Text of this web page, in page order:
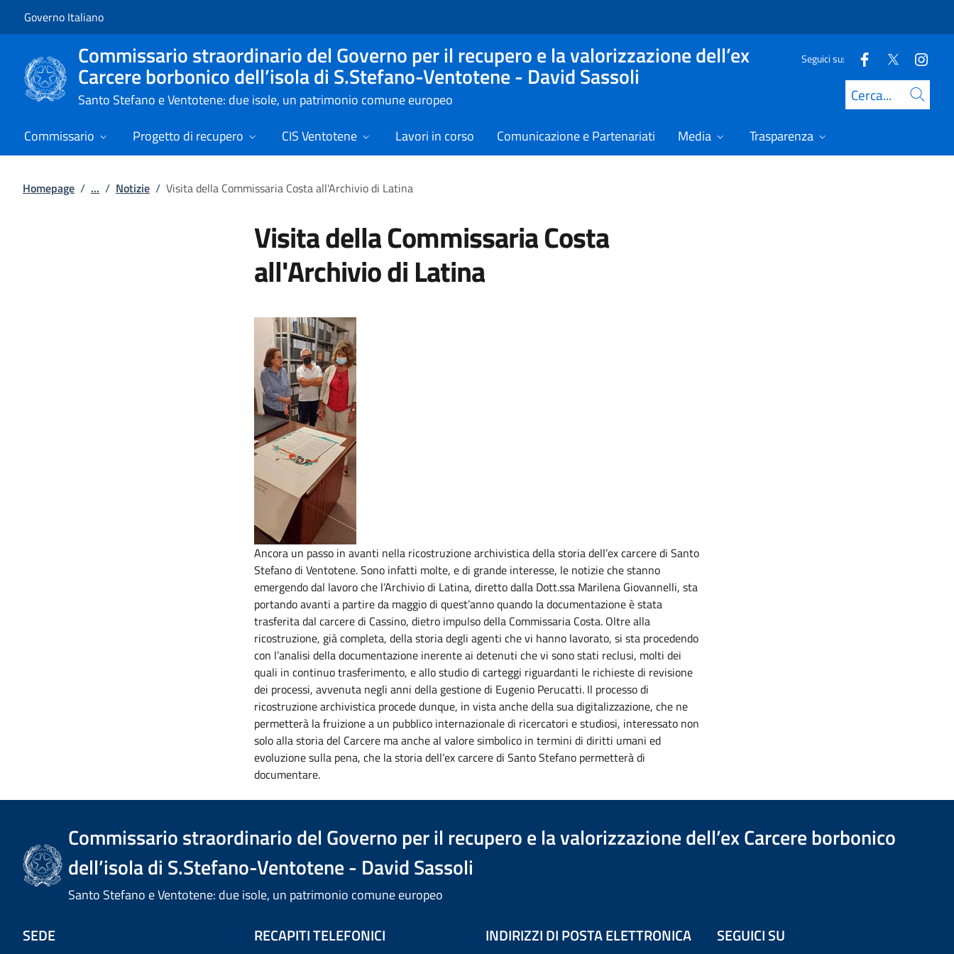
Governo Italiano
Commissario straordinario del Governo per il recupero e la valorizzazione dell’ex
Carcere borbonico dell’isola di S.Stefano-Ventotene - David Sassoli
Santo Stefano e Ventotene: due isole, un patrimonio comune europeo
Seguici su:
Cerca
Commissario Progetto di recupero CIS Ventotene Lavori in corso Comunicazione e Partenariati Media Trasparenza
Homepage / ... / Notizie / Visita della Commissaria Costa all'Archivio di Latina
Visita della Commissaria Costa
all'Archivio di Latina
Ancora un passo in avanti nella ricostruzione archivistica della storia dell’ex carcere di Santo
Stefano di Ventotene. Sono infatti molte, e di grande interesse, le notizie che stanno
emergendo dal lavoro che l’Archivio di Latina, diretto dalla Dott.ssa Marilena Giovannelli, sta
portando avanti a partire da maggio di quest’anno quando la documentazione è stata
trasferita dal carcere di Cassino, dietro impulso della Commissaria Costa. Oltre alla
ricostruzione, già completa, della storia degli agenti che vi hanno lavorato, si sta procedendo
con l’analisi della documentazione inerente ai detenuti che vi sono stati reclusi, molti dei
quali in continuo trasferimento, e allo studio di carteggi riguardanti le richieste di revisione
dei processi, avvenuta negli anni della gestione di Eugenio Perucatti. Il processo di
ricostruzione archivistica procede dunque, in vista anche della sua digitalizzazione, che ne
permetterà la fruizione a un pubblico internazionale di ricercatori e studiosi, interessato non
solo alla storia del Carcere ma anche al valore simbolico in termini di diritti umani ed
evoluzione sulla pena, che la storia dell’ex carcere di Santo Stefano permetterà di
documentare.
Commissario straordinario del Governo per il recupero e la valorizzazione dell’ex Carcere borbonico
dell’isola di S.Stefano-Ventotene - David Sassoli
Santo Stefano e Ventotene: due isole, un patrimonio comune europeo
SEDE RECAPITI TELEFONICI INDIRIZZI DI POSTA ELETTRONICA SEGUICI SU